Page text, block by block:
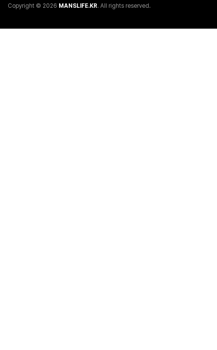
Copyright © 2026 MANSLIFE.KR. All rights reserved.